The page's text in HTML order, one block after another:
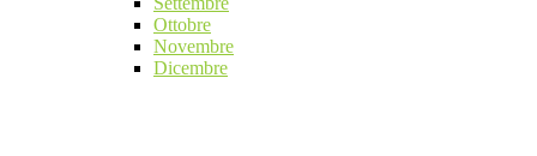
Ottobre
Novembre
Dicembre